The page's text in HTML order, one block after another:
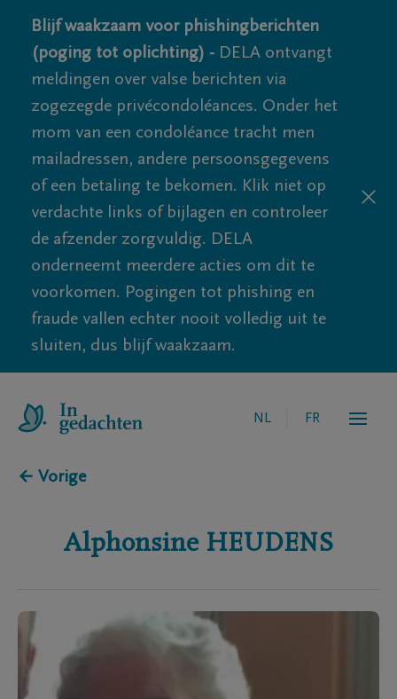
Blijf waakzaam voor phishingberichten
(poging tot oplichting) - DELA ontvangt
meldingen over valse berichten via
zogezegde privécondoléances. Onder het
mom van een condoléance tracht men
mailadressen, andere persoonsgegevens
of een betaling te bekomen. Klik niet op
verdachte links of bijlagen en controleer
de afzender zorgvuldig. DELA
onderneemt meerdere acties om dit te
voorkomen. Pogingen tot phishing en
fraude vallen echter nooit volledig uit te
sluiten, dus blijf waakzaam.
NL FR
← Vorige
Alphonsine HEUDENS